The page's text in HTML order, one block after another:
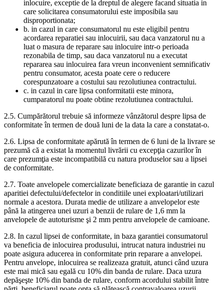
inlocuire, exceptie de la dreptul de alegere facand situatia in
care solicitarea consumatorului este imposibila sau
disproportionata;
b. in cazul in care consumatorul nu este eligibil pentru
acordarea reparatiei sau inlocuirii, sau daca vanzatorul nu a
luat o masura de reparare sau inlocuire intr-o perioada
rezonabila de timp, sau daca vanzatorul nu a executat
repararea sau inlocuirea fara vreun inconvenient semnificativ
pentru consumator, acesta poate cere o reducere
corespunzatoare a costului sau rezolutiunea contractului.
c. in cazul in care lipsa conformitatii este minora,
cumparatorul nu poate obtine rezolutiunea contractului.
2.5. Cumpărătorul trebuie să informeze vânzătorul despre lipsa de
conformitate în termen de două luni de la data la care a constatat-o.
2.6. Lipsa de conformitate apărută în termen de 6 luni de la livrare se
prezumă că a existat la momentul livrării cu excepţia cazurilor în
care prezumţia este incompatibilă cu natura produselor sau a lipsei
de conformitate.
2.7. Toate anvelopele comercializate beneficiaza de garantie in cazul
aparitiei defectului/defectelor in conditiile unei exploatari/utilizari
normale a acestora. Durata medie de utilizare a anvelopelor este
până la atingerea unei uzuri a benzii de rulare de 1,6 mm la
anvelopele de autoturisme şi 2 mm pentru anvelopele de camioane.
2.8. In cazul lipsei de conformitate, in baza garantiei consumatorul
va beneficia de inlocuirea produsului, intrucat natura industriei nu
poate asigura aducerea in conformitate prin reparare a anvelopei.
Pentru anvelope, inlocuirea se realizeaza gratuit, atunci când uzura
este mai mică sau egală cu 10% din banda de rulare. Daca uzura
depăşeşte 10% din banda de rulare, conform acordului stabilit între